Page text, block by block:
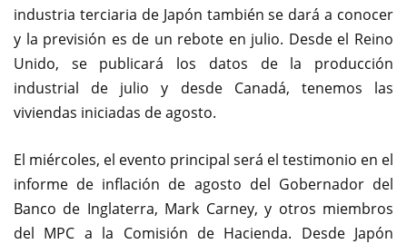
industria terciaria de Japón también se dará a conocer
y la previsión es de un rebote en julio. Desde el Reino
Unido, se publicará los datos de la producción
industrial de julio y desde Canadá, tenemos las
viviendas iniciadas de agosto.
El miércoles, el evento principal será el testimonio en el
informe de inflación de agosto del Gobernador del
Banco de Inglaterra, Mark Carney, y otros miembros
del MPC a la Comisión de Hacienda. Desde Japón